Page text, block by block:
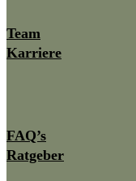
Team
Karriere
FAQ’s
Ratgeber